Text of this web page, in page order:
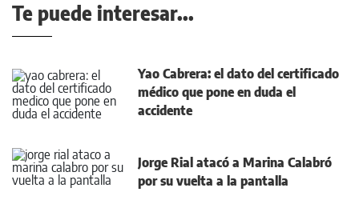
Te puede interesar...
Yao Cabrera: el dato del certificado
médico que pone en duda el
accidente
Jorge Rial atacó a Marina Calabró
por su vuelta a la pantalla